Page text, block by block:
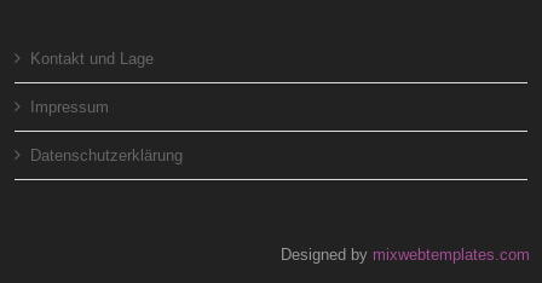
Kontakt und Lage
Impressum
Datenschutzerklärung
Designed by mixwebtemplates.com